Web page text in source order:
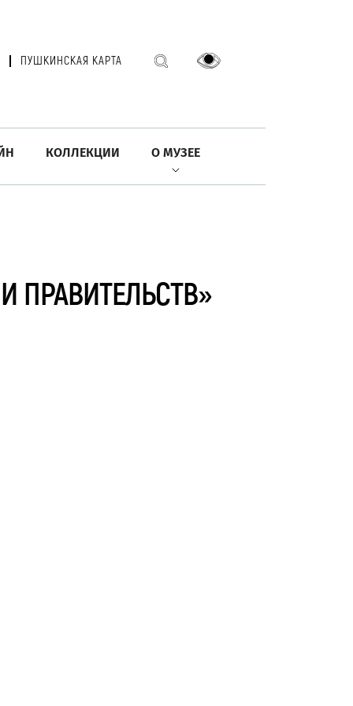
ПУШКИНСКАЯ КАРТА
КОЛЛЕКЦИИ О МУЗЕЕ
ПРАВИТЕЛЬСТВ»